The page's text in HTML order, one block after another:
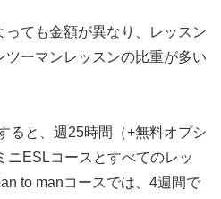
ても金額が異なり、レッスン
ーマンレッスンの比重が多い
ると、週25時間（+無料オプシ
ニESLコースとすべてのレッ
to manコースでは、4週間で